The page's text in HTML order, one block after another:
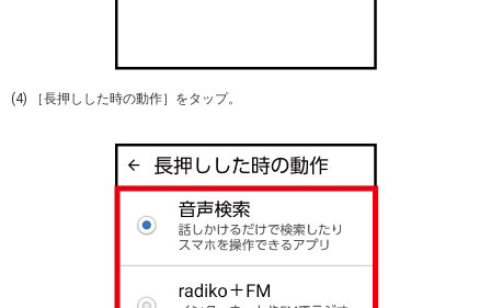
(4) ［長押しした時の動作］をタップ。